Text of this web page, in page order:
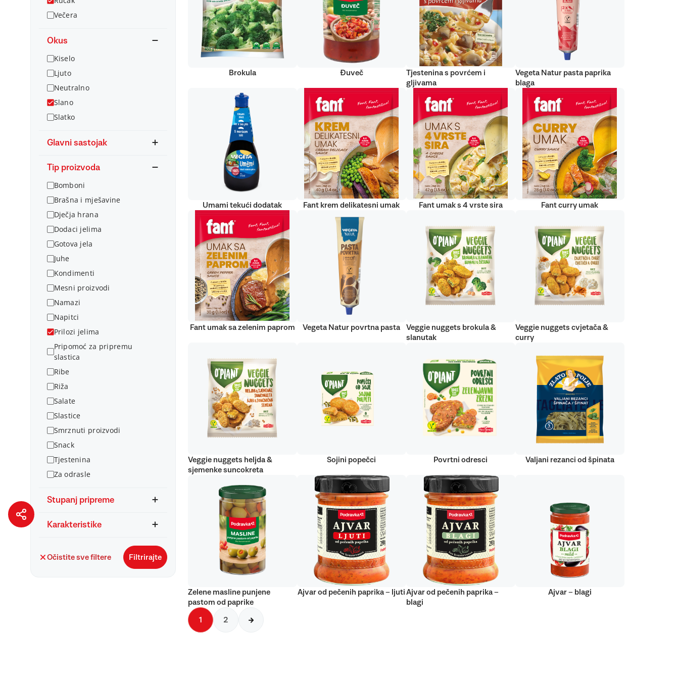
Večera
Okus
Kiselo
Ljuto
Neutralno
Slano
Slatko
Glavni sastojak
Tip proizvoda
Bomboni
Brašna i mješavine
Dječja hrana
Dodaci jelima
Gotova jela
Juhe
Kondimenti
Mesni proizvodi
Namazi
Napitci
Prilozi jelima
Pripomoć za pripremu
slastica
Ribe
Riža
Salate
Slastice
Smrznuti proizvodi
Snack
Tjestenina
Za odrasle
Stupanj pripreme
Karakteristike
Očistite sve filtere Filtrirajte
Brokula Đuveč
Tjestenina s povrćem i
gljivama
Vegeta Natur pasta paprika
blaga
Umami tekući dodatak Fant krem delikatesni umak Fant umak s 4 vrste sira Fant curry umak
Fant umak sa zelenim paprom Vegeta Natur povrtna pasta
Veggie nuggets brokula &
slanutak
Veggie nuggets cvjetača &
curry
Veggie nuggets heljda &
sjemenke suncokreta
Sojini popečci Povrtni odresci Valjani rezanci od špinata
Zelene masline punjene
pastom od paprike
Ajvar od pečenih paprika – ljutiAjvar od pečenih paprika –
blagi
Ajvar – blagi
1 2